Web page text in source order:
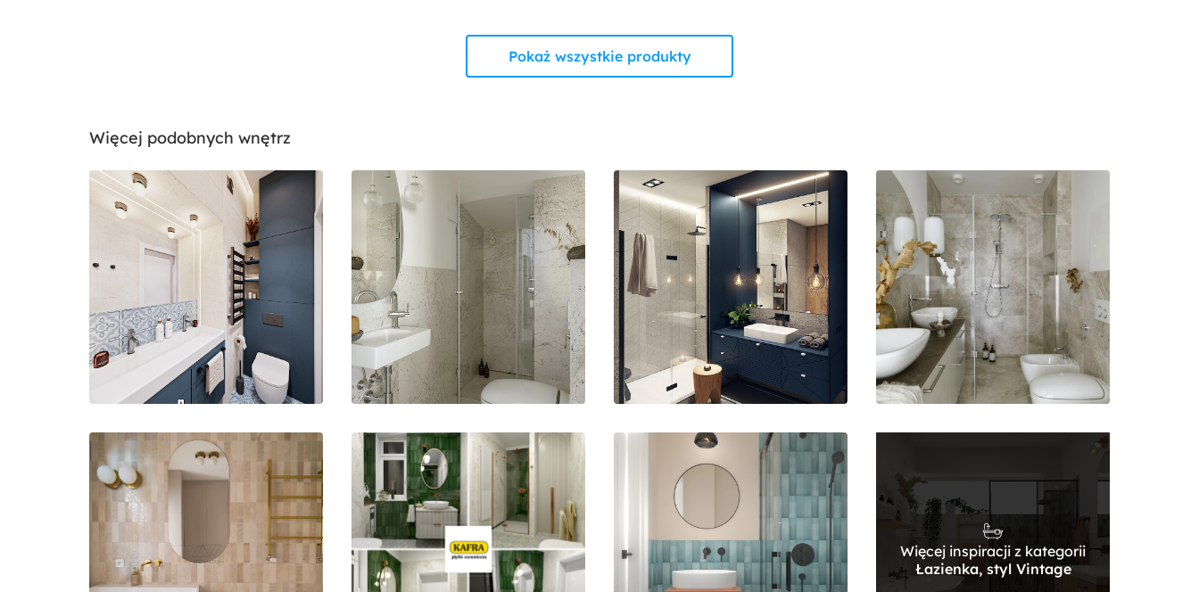
Pokaż wszystkie produkty
Więcej podobnych wnętrz
Więcej inspiracji z kategorii
Łazienka, styl Vintage